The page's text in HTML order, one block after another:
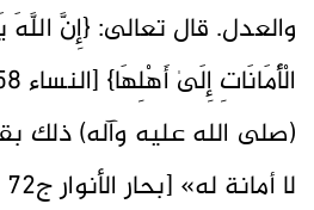
والعدل. قال تعالى: {إِنَّ اللَّهَ
(صلى الله عليه وآله) ذلك